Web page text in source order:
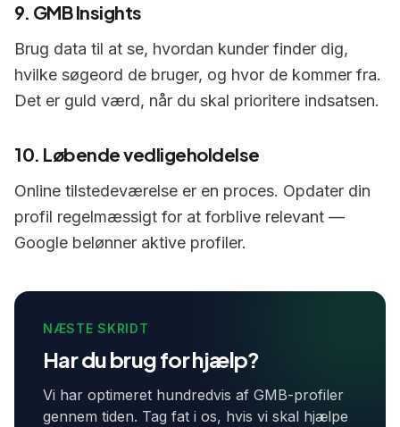
9. GMB Insights
Brug data til at se, hvordan kunder finder dig,
hvilke søgeord de bruger, og hvor de kommer fra.
Det er guld værd, når du skal prioritere indsatsen.
10. Løbende vedligeholdelse
Online tilstedeværelse er en proces. Opdater din
profil regelmæssigt for at forblive relevant —
Google belønner aktive profiler.
NÆSTE SKRIDT
Har du brug for hjælp?
Vi har optimeret hundredvis af GMB-profiler
gennem tiden. Tag fat i os, hvis vi skal hjælpe